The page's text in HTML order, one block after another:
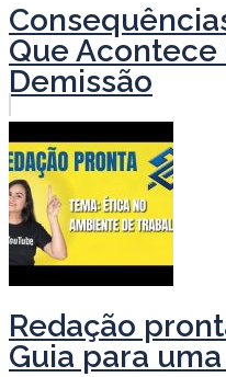
Que
Demissão
Redação
Guia para